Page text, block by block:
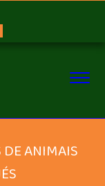
DE ANIMAIS